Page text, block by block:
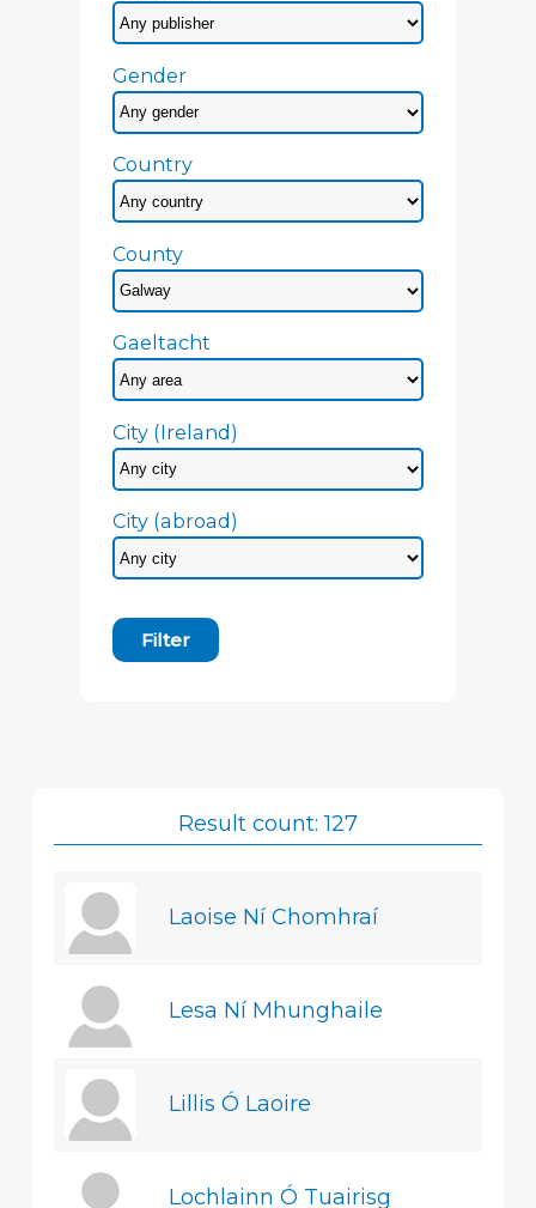
Gender
Country
County
Gaeltacht
City (Ireland)
City (abroad)
Filter
Result count: 127
Laoise Ní Chomhraí
Lesa Ní Mhunghaile
Lillis Ó Laoire
Lochlainn Ó Tuairisg